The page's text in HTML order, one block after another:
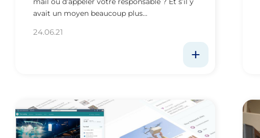
avait un moyen beaucoup plus…
24.06.21